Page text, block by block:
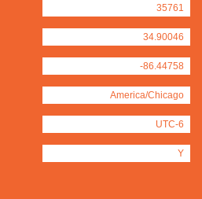
35761
34.90046
-86.44758
America/Chicago
UTC-6
Y